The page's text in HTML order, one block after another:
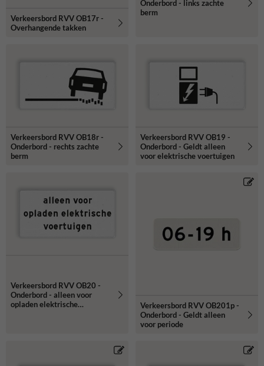
Verkeersbord RVV OB17r -
Overhangende takken
Onderbord - links zachte
berm
Verkeersbord RVV OB18r -
Onderbord - rechts zachte
berm
Verkeersbord RVV OB19 -
Onderbord - Geldt alleen
voor elektrische voertuigen
Verkeersbord RVV OB20 -
Onderbord - alleen voor
opladen elektrische
Verkeersbord RVV OB201p -
Onderbord - Geldt alleen
voor periode